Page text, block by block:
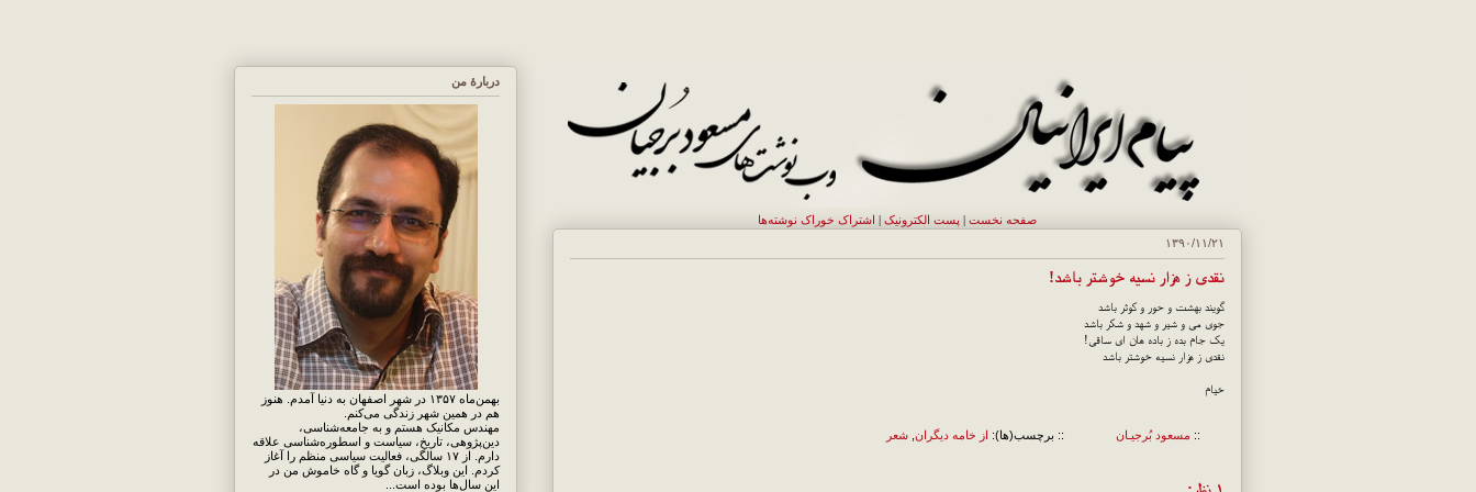
صفحه نخست | پست الکترونيک | اشتراک خوراک نوشته‌ها
۱۳۹۰/۱۱/۲۱
نقدی ز هزار نسیه خوشتر باشد!
گویند بهشت و حور و کوثر باشد
جوی می و شیر و شهد و شکر باشد
یک جام بده ز باده هان ای ساقی!
نقدی ز هزار نسیه خوشتر باشد
خیام
:: مسعود بُرجيـان :: برچسب(ها): از خامه دیگران شعر
۱ نظر:
دربارهٔ من
بهمن‌ماه ۱۳۵۷ در شهر اصفهان به دنیا آمدم. هنوز
هم در همین شهر زندگی می‌کنم.
مهندس مکانیک هستم و به جامعه‌شناسی،
دین‌پژوهی، تاریخ، سیاست و اسطوره‌شناسی علاقه
دارم. از ۱۷ سالگی، فعالیت سیاسی منظم را آغاز
کردم. این وبلاگ، زبان گویا و گاه خاموش من در
این سال‌ها بوده است...